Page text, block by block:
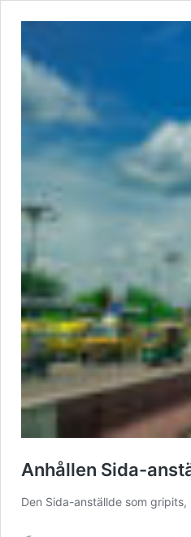
Anhållen Sida-
Den Sida-anställde som